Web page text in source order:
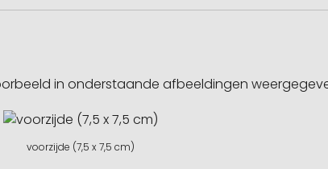
in onderstaande afbeeldingen
voorzijde (7,5 x 7,5 cm)